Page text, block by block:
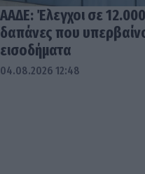
ΑΑΔΕ: Έλεγχοι σε
δαπάνες που
εισοδήματα
04.08.2026 12:48